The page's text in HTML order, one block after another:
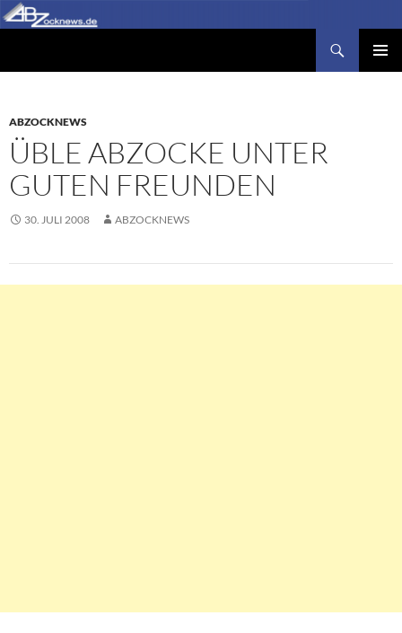
Zum
Inhalt
ABZOCKNEWS
ÜBLE ABZOCKE UNTER
GUTEN FREUNDEN
30. JULI 2008 ABZOCKNEWS